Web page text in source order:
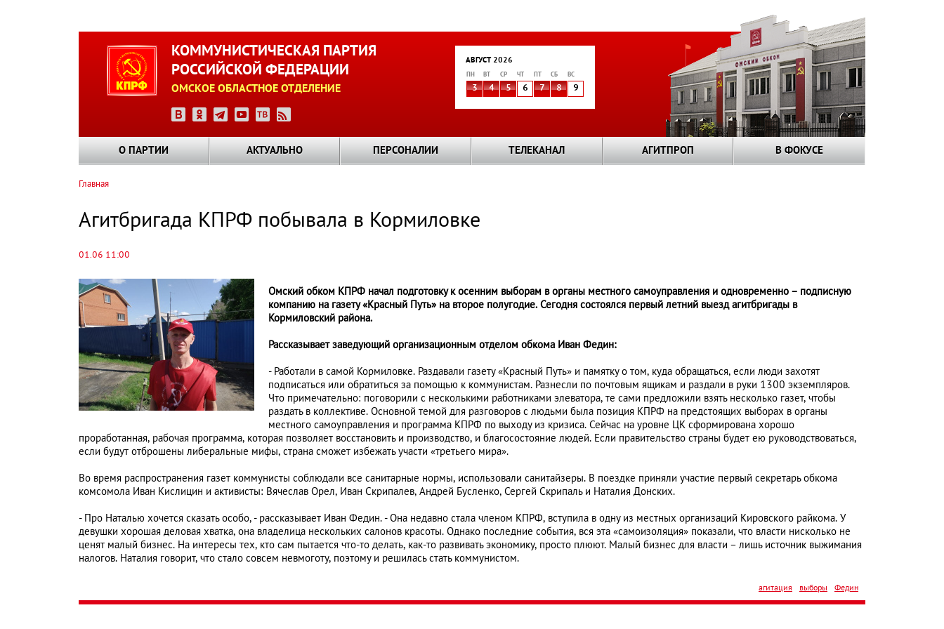
КОММУНИСТИЧЕСКАЯ ПАРТИЯ
РОССИЙСКОЙ ФЕДЕРАЦИИ
ОМСКОЕ ОБЛАСТНОЕ ОТДЕЛЕНИЕ
АВГУСТ 2026
ПН ВТ СР ЧТ СБ ВС
3 4 5 6 7 8 9
О ПАРТИИ АКТУАЛЬНО ПЕРСОНАЛИИ ТЕЛЕКАНАЛ АГИТПРОП В ФОКУСЕ
навигации
Главная
Агитбригада КПРФ побывала в Кормиловке
01.06 11:00
Омский обком КПРФ начал подготовку к осенним выборам в органы местного самоуправления и одновременно – подписную
компанию на газету «Красный Путь» на второе полугодие. Сегодня состоялся первый летний выезд агитбригады в
Кормиловский района.
Рассказывает заведующий организационным отделом обкома Иван Федин:
- Работали в самой Кормиловке. Раздавали газету «Красный Путь» и памятку о том, куда обращаться, если люди захотят
подписаться или обратиться за помощью к коммунистам. Разнесли по почтовым ящикам и раздали в руки 1300 экземпляров.
Что примечательно: поговорили с несколькими работниками элеватора, те сами предложили взять несколько газет, чтобы
раздать в коллективе. Основной темой для разговоров с людьми была позиция КПРФ на предстоящих выборах в органы
местного самоуправления и программа КПРФ по выходу из кризиса. Сейчас на уровне ЦК сформирована хорошо
проработанная, рабочая программа, которая позволяет восстановить и производство, и благосостояние людей. Если правительство страны будет ею руководствоваться,
если будут отброшены либеральные мифы, страна сможет избежать участи «третьего мира».
Во время распространения газет коммунисты соблюдали все санитарные нормы, использовали санитайзеры. В поездке приняли участие первый секретарь обкома
комсомола Иван Кислицин и активисты: Вячеслав Орел, Иван Скрипалев, Андрей Бусленко, Сергей Скрипаль и Наталия Донских.
- Про Наталью хочется сказать особо, - рассказывает Иван Федин. - Она недавно стала членом КПРФ, вступила в одну из местных организаций Кировского райкома. У
девушки хорошая деловая хватка, она владелица нескольких салонов красоты. Однако последние события, вся эта «самоизоляция» показали, что власти нисколько не
ценят малый бизнес. На интересы тех, кто сам пытается что-то делать, как-то развивать экономику, просто плюют. Малый бизнес для власти – лишь источник выжимания
налогов. Наталия говорит, что стало совсем невмоготу, поэтому и решилась стать коммунистом.
Федин
выборы
агитация